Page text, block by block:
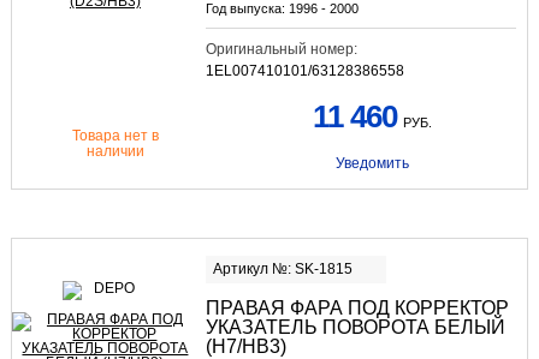
Год выпуска: 1996 - 2000
Оригинальный номер:
1EL007410101/63128386558
Товара нет в
наличии
11 460 РУБ.
Уведомить
Артикул №: SK-1815
ПРАВАЯ ФАРА ПОД КОРРЕКТОР
УКАЗАТЕЛЬ ПОВОРОТА БЕЛЫЙ
(H7/HB3)